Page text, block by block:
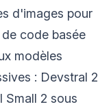
d'images pour
code basée
modèles
: Devstral 2
Small 2 sous